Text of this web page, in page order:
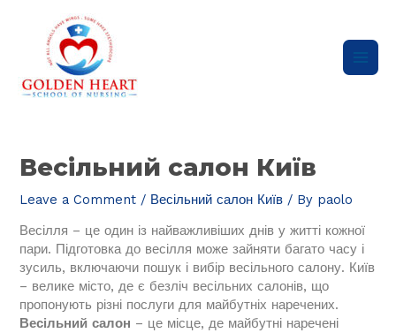
content
Весільний салон Київ
Leave a Comment / Весільний салон Київ / By paolo
Весілля – це один із найважливіших днів у житті кожної
пари. Підготовка до весілля може зайняти багато часу і
зусиль, включаючи пошук і вибір весільного салону. Київ
– велике місто, де є безліч весільних салонів, що
пропонують різні послуги для майбутніх наречених.
Весільний салон – це місце, де майбутні наречені